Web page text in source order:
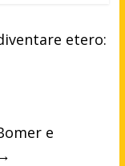
etero:
e